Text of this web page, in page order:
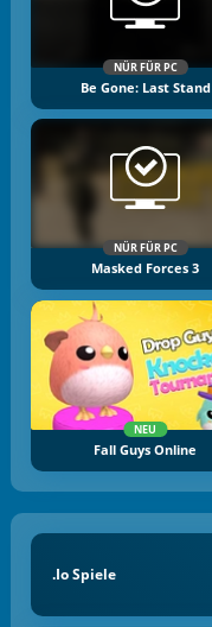
NÜR FÜR PC
Be Gone: Last Stand
NÜR FÜR PC
Masked Forces 3
NEU
Fall Guys Online
.io Spiele